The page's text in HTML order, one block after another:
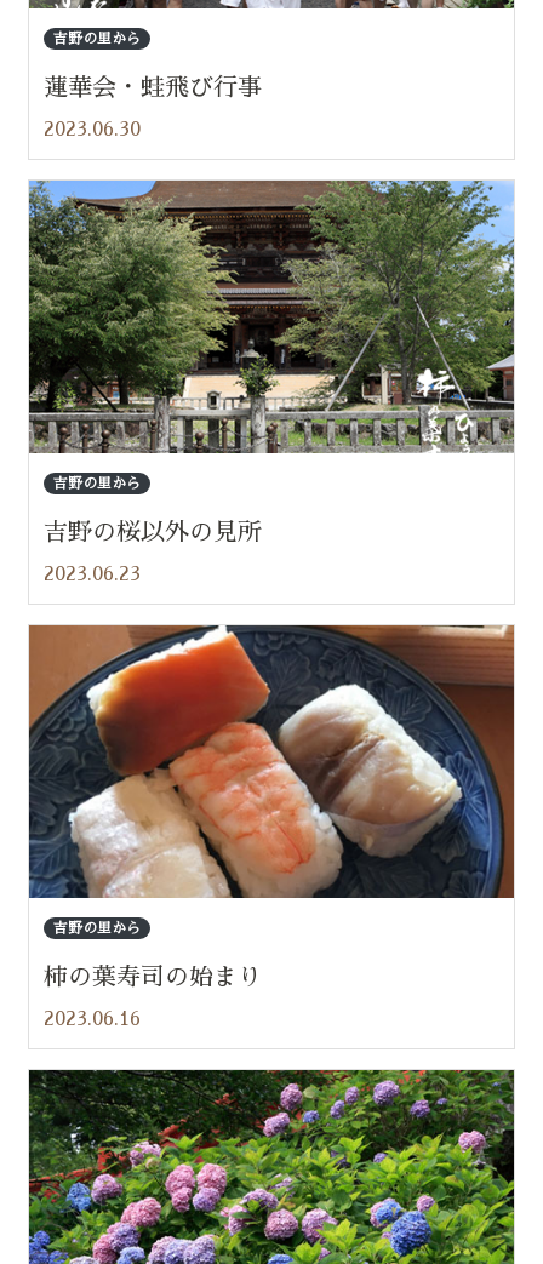
吉野の里から
蓮華会・蛙飛び行事
2023.06.30
吉野の里から
吉野の桜以外の見所
2023.06.23
吉野の里から
柿の葉寿司の始まり
2023.06.16